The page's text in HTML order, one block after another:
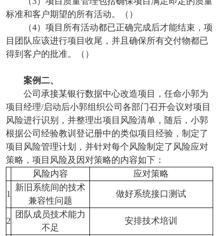
标准和客户期望的所有活动。（）
（4）项目所有活动都已正确完成后才能结束，项
目团队应该进行项目收尾，并且确保所有交付物都已
得到客户的批准。（）
案例二、
公司承接某银行数据中心改造项目，任命小郭为
项目经理/启动后小郭组织公司各部门召开会议对项目
风险进行识别，并整理出项目风险清单，随后，小郭
根据公司经验教训登记册中的类似项目经验，制定了
项目风险管理计划，并针对每个风险制定了风险应对
策略，项目风险及因对策略的内容如下：
风险内容
应对策略
1
新旧系统间的技术
兼容性问题
做好系统接口测试
2
团队成员技术能力
不足
安排技术培训